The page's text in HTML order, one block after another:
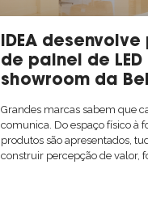
IDEA
de painel de
showroom da
Grandes marcas sabem que
comunica. Do espaço físico à
produtos são apresentados,
construir percepção de valor,